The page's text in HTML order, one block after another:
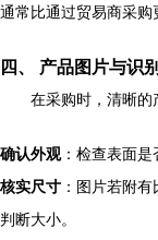
通常比通过贸易商采购
四、 产品图片与识别
在采购时，清晰的
确认外观：检查表面是
核实尺寸 ：图片若附
判断大小。